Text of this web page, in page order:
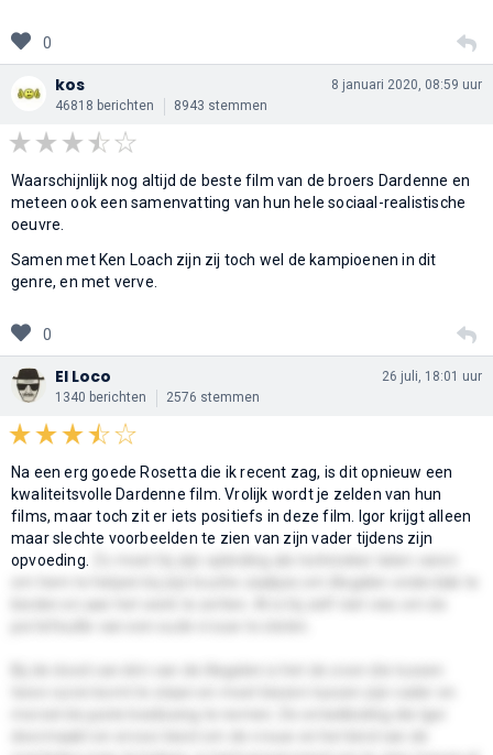
0
kos
46818 berichten 8943 stemmen
8 januari 2020, 08:59 uur
Waarschijnlijk nog altijd de beste film van de broers Dardenne en
meteen ook een samenvatting van hun hele sociaal-realistische
oeuvre.
Samen met Ken Loach zijn zij toch wel de kampioenen in dit
genre, en met verve.
0
El Loco
1340 berichten 2576 stemmen
26 juli, 18:01 uur
Na een erg goede Rosetta die ik recent zag, is dit opnieuw een
kwaliteitsvolle Dardenne film. Vrolijk wordt je zelden van hun
films, maar toch zit er iets positiefs in deze film. Igor krijgt alleen
maar slechte voorbeelden te zien van zijn vader tijdens zijn
opvoeding.